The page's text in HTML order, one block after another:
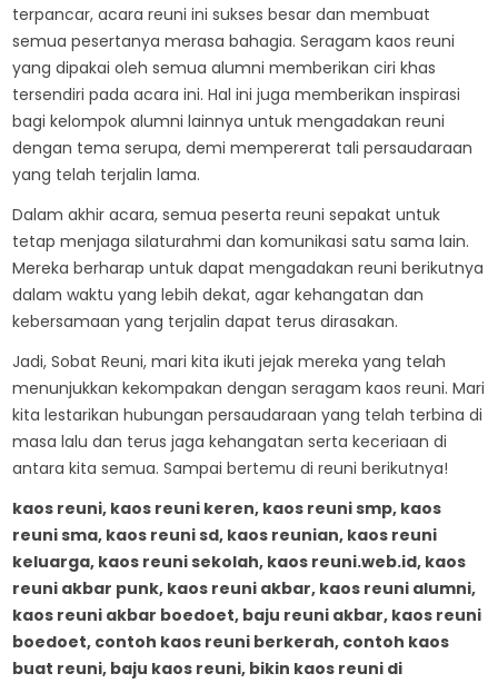
terpancar, acara reuni ini sukses besar dan membuat
semua pesertanya merasa bahagia. Seragam kaos reuni
yang dipakai oleh semua alumni memberikan ciri khas
tersendiri pada acara ini. Hal ini juga memberikan inspirasi
bagi kelompok alumni lainnya untuk mengadakan reuni
dengan tema serupa, demi mempererat tali persaudaraan
yang telah terjalin lama.
Dalam akhir acara, semua peserta reuni sepakat untuk
tetap menjaga silaturahmi dan komunikasi satu sama lain.
Mereka berharap untuk dapat mengadakan reuni berikutnya
dalam waktu yang lebih dekat, agar kehangatan dan
kebersamaan yang terjalin dapat terus dirasakan.
Jadi, Sobat Reuni, mari kita ikuti jejak mereka yang telah
menunjukkan kekompakan dengan seragam kaos reuni. Mari
kita lestarikan hubungan persaudaraan yang telah terbina di
masa lalu dan terus jaga kehangatan serta keceriaan di
antara kita semua. Sampai bertemu di reuni berikutnya!
kaos reuni, kaos reuni keren, kaos reuni smp, kaos
reuni sma, kaos reuni sd, kaos reunian, kaos reuni
keluarga, kaos reuni sekolah, kaos reuni.web.id, kaos
reuni akbar punk, kaos reuni akbar, kaos reuni alumni,
kaos reuni akbar boedoet, baju reuni akbar, kaos reuni
boedoet, contoh kaos reuni berkerah, contoh kaos
buat reuni, baju kaos reuni, bikin kaos reuni di